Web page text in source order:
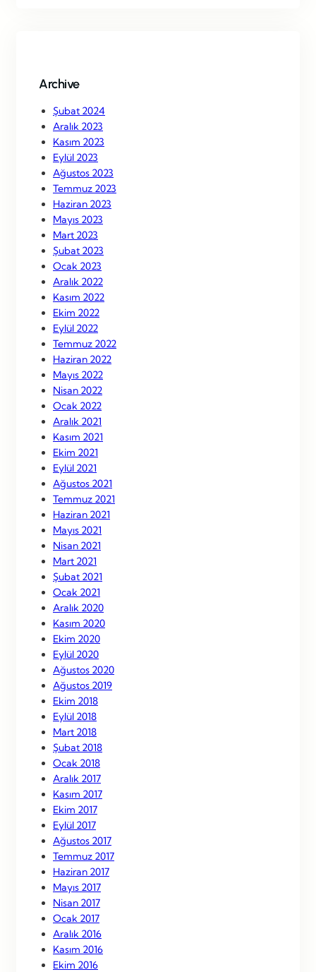
Archive
Şubat 2024
Aralık 2023
Kasım 2023
Eylül 2023
Ağustos 2023
Temmuz 2023
Haziran 2023
Mayıs 2023
Mart 2023
Şubat 2023
Ocak 2023
Aralık 2022
Kasım 2022
Ekim 2022
Eylül 2022
Temmuz 2022
Haziran 2022
Mayıs 2022
Nisan 2022
Ocak 2022
Aralık 2021
Kasım 2021
Ekim 2021
Eylül 2021
Ağustos 2021
Temmuz 2021
Haziran 2021
Mayıs 2021
Nisan 2021
Mart 2021
Şubat 2021
Ocak 2021
Aralık 2020
Kasım 2020
Ekim 2020
Eylül 2020
Ağustos 2020
Ağustos 2019
Ekim 2018
Eylül 2018
Mart 2018
Şubat 2018
Ocak 2018
Aralık 2017
Kasım 2017
Ekim 2017
Eylül 2017
Ağustos 2017
Temmuz 2017
Haziran 2017
Mayıs 2017
Nisan 2017
Ocak 2017
Aralık 2016
Kasım 2016
Ekim 2016